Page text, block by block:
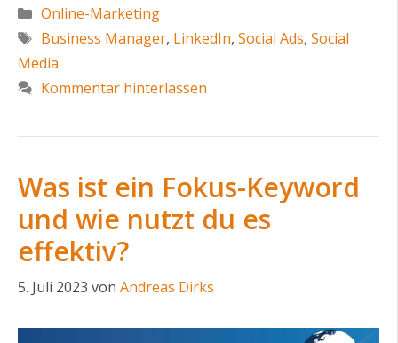
Kategorien
Online-Marketing
Schlagwörter
Business Manager, LinkedIn, Social Ads, Social
Media
Kommentar hinterlassen
Was ist ein Fokus-Keyword
und wie nutzt du es
effektiv?
5. Juli 2023 von Andreas Dirks